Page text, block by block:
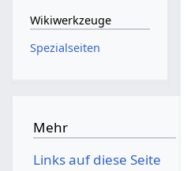
Wikiwerkzeuge
Spezialseiten
Mehr
Links auf diese Seite